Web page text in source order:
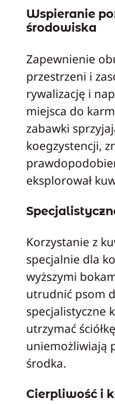
Wspieranie
środowiska
Zapewnienie
przestrzeni i
rywalizację i
miejsca do
zabawki
koegzystencji,
eksplorował
Korzystanie z
specjalnie dla
wyższymi
utrudnić psom
specjalistyczne
utrzymać
uniemożliwiają
środka.
Cierpliwość i